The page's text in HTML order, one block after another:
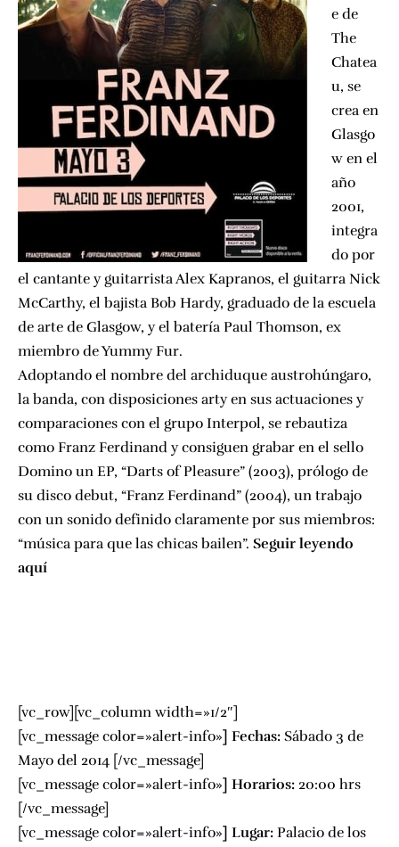
e de
The
Chatea
u, se
crea en
Glasgo
w en el
año
2001,
integra
do por
el cantante y guitarrista Alex Kapranos, el guitarra Nick
McCarthy, el bajista Bob Hardy, graduado de la escuela
de arte de Glasgow, y el batería Paul Thomson, ex
miembro de Yummy Fur.
Adoptando el nombre del archiduque austrohúngaro,
la banda, con disposiciones arty en sus actuaciones y
comparaciones con el grupo Interpol, se rebautiza
como Franz Ferdinand y consiguen grabar en el sello
Domino un EP, “Darts of Pleasure” (2003), prólogo de
su disco debut, “Franz Ferdinand” (2004), un trabajo
con un sonido definido claramente por sus miembros:
“música para que las chicas bailen”. Seguir leyendo
aquí
[vc_row][vc_column width=»1/2″]
[vc_message color=»alert-info»] Fechas: Sábado 3 de
Mayo del 2014 [/vc_message]
[vc_message color=»alert-info»] Horarios: 20:00 hrs
[/vc_message]
[vc_message color=»alert-info»] Lugar: Palacio de los